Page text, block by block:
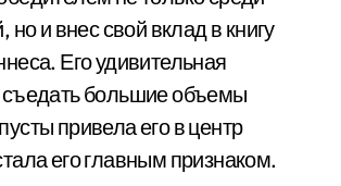
но и внес свой вклад в книгу
Его удивительная
съедать большие объемы
привела его в центр
его главным признаком.